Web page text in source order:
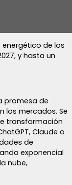
energético de los
y hasta un
promesa de
los mercados. Se
transformación
Claude o
de
exponencial
nube,